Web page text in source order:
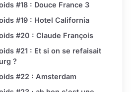
#18 : Douce France 3
#19 : Hotel California
#20 : Claude François
#21 : Et si on se refaisait
?
#22 : Amsterdam